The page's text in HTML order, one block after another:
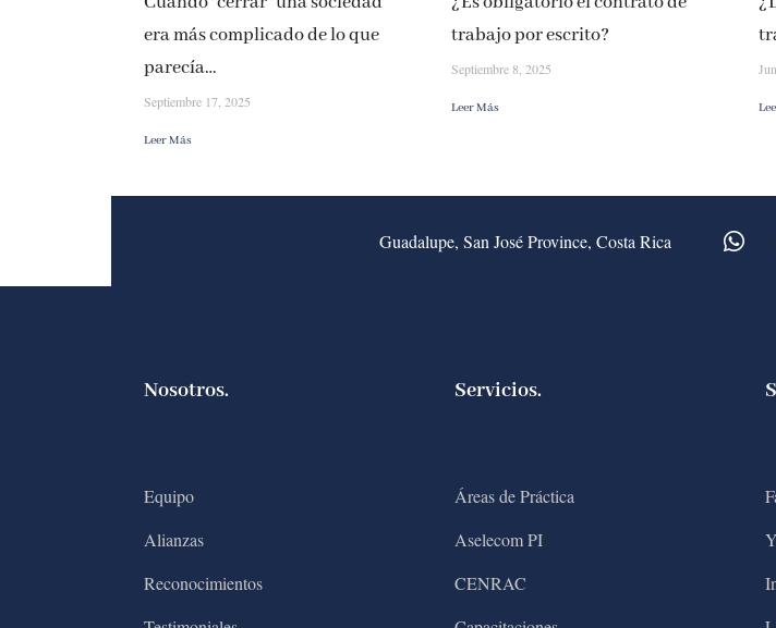
era más complicado de lo que
parecía…
Septiembre 17, 2025
Leer Más
trabajo por escrito?
Septiembre 8, 2025
Leer Más
Guadalupe, San José Province, Costa Rica
Nosotros.
Equipo
Alianzas
Reconocimientos
Servicios.
Áreas de Práctica
Aselecom PI
CENRAC